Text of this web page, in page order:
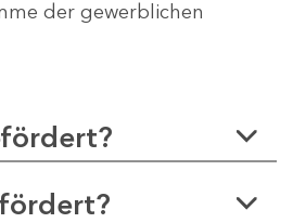
der gewerblichen